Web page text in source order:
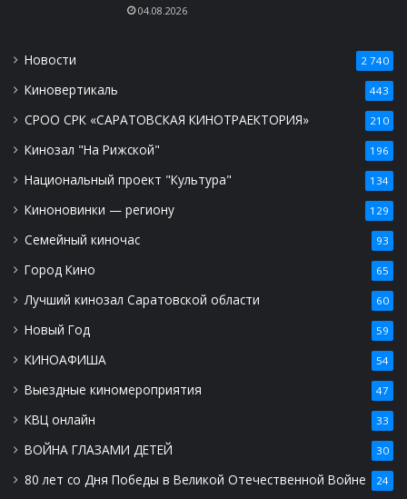
04.08.2026
Новости 2 740
Киновертикаль 443
СРОО СРК «САРАТОВСКАЯ КИНОТРАЕКТОРИЯ» 210
Кинозал "На Рижской" 196
Национальный проект "Культура" 134
Киноновинки — региону 129
Семейный киночас 93
Город Кино 65
Лучший кинозал Саратовской области 60
Новый Год 59
КИНОАФИША 54
Выездные киномероприятия 47
КВЦ онлайн 33
ВОЙНА ГЛАЗАМИ ДЕТЕЙ 30
80 лет со Дня Победы в Великой Отечественной Войне 24